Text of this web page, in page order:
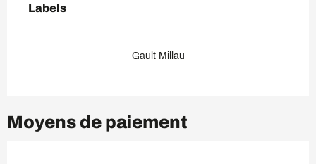
Labels
Labels
Gault Millau
Moyens de paiement